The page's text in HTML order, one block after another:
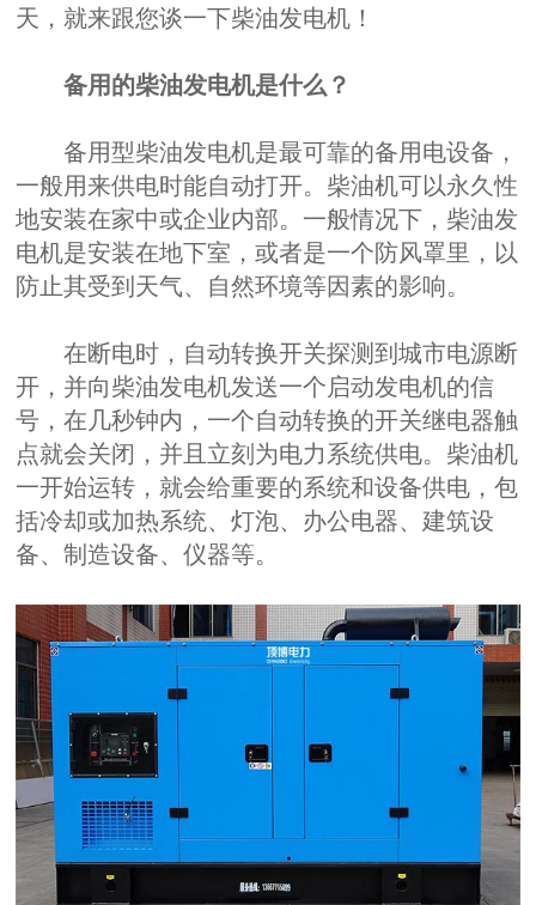
天，就来跟您谈一下柴油发电机！
备用的柴油发电机是什么？
备用型柴油发电机是最可靠的备用电设备，
一般用来供电时能自动打开。柴油机可以永久性
地安装在家中或企业内部。一般情况下，柴油发
电机是安装在地下室，或者是一个防风罩里，以
防止其受到天气、自然环境等因素的影响。
在断电时，自动转换开关探测到城市电源断
开，并向柴油发电机发送一个启动发电机的信
号，在几秒钟内，一个自动转换的开关继电器触
点就会关闭，并且立刻为电力系统供电。柴油机
一开始运转，就会给重要的系统和设备供电，包
括冷却或加热系统、灯泡、办公电器、建筑设
备、制造设备、仪器等。